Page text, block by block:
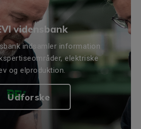
vidensbank
indsamler information
elektriske
og elproduktion.
Udforske